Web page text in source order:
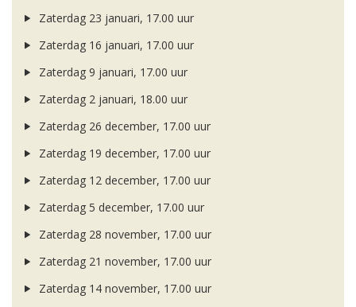
Zaterdag 23 januari, 17.00 uur
Zaterdag 16 januari, 17.00 uur
Zaterdag 9 januari, 17.00 uur
Zaterdag 2 januari, 18.00 uur
Zaterdag 26 december, 17.00 uur
Zaterdag 19 december, 17.00 uur
Zaterdag 12 december, 17.00 uur
Zaterdag 5 december, 17.00 uur
Zaterdag 28 november, 17.00 uur
Zaterdag 21 november, 17.00 uur
Zaterdag 14 november, 17.00 uur